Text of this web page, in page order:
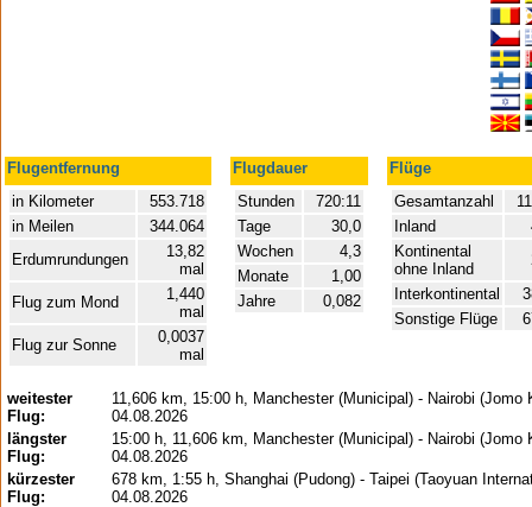
Flugentfernung Flugdauer
Flüge
in Kilometer
553.718
in Meilen
344.064
Erdumrundungen
13,82
mal
Flug zum Mond
1,440
mal
Flug zur Sonne
0,0037
mal
Stunden
720:11
Tage
30,0
Wochen
4,3
Monate
1,00
Jahre
0,082
Gesamtanzahl
Inland
Kontinental
ohne Inland
Interkontinental
Sonstige Flüge
weitester
Flug:
11,606 km, 15:00 h, Manchester (Municipal) - Nairobi (Jomo
04.08.2026
längster
Flug:
15:00 h, 11,606 km, Manchester (Municipal) - Nairobi (Jomo
04.08.2026
kürzester
Flug:
678 km, 1:55 h, Shanghai (Pudong) - Taipei (Taoyuan
04.08.2026